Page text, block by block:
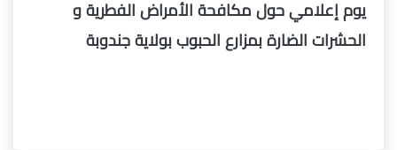
يوم إعلامي حول مكافحة الأمراض الفطرية و
الحشرات الضارة بمزارع الحبوب بولاية جندوبة